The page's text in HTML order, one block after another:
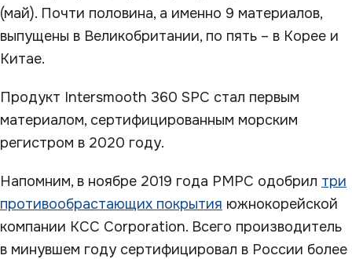
(май). Почти половина, а именно 9 материалов,
выпущены в Великобритании, по пять – в Корее и
Китае.
Продукт Intersmooth 360 SPC стал первым
материалом, сертифицированным морским
регистром в 2020 году.
Напомним, в ноябре 2019 года РМРС одобрил три
противообрастающих покрытия южнокорейской
компании KCC Corporation. Всего производитель
в минувшем году сертифицировал в России более